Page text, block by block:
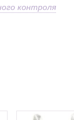
контроля